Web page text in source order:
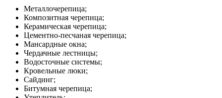
Металлочерепица;
Композитная черепица;
Керамическая черепица;
Цементно-песчаная черепица;
Мансардные окна;
Чердачные лестницы;
Водосточные системы;
Кровельные люки;
Сайдинг;
Битумная черепица;